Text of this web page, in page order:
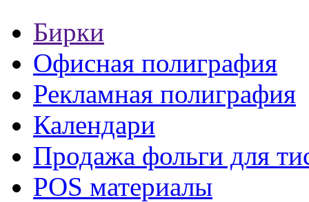
Бирки
Офисная полиграфия
Рекламная полиграфия
Календари
Продажа фольги для
POS материалы